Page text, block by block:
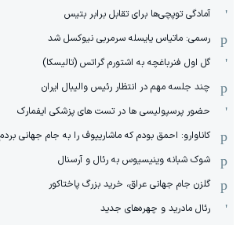
آمادگی توپچی‌ها برای تقابل برابر بتیس
رسمی: ماتیاس یایسله سرمربی نیوکسل شد
گل اول فنرباغچه به اشتورم گراتس (تالیسکا)
چند جلسه مهم در انتظار رئیس والیبال ایران
حضور پرسپولیسی ها در تست های پزشکی ایفمارک
کاناوارو: احمق بودم که ماشاریپوف را به جام جهانی
شوک شبانه وینیسیوس به رئال و آرسنال
گلزن جام جهانی عراق، خرید بزرگ پاختاکور
رئال مادرید و چهره‌های جدید